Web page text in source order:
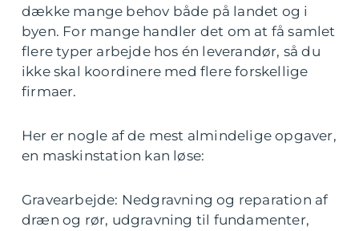
dække mange behov både på landet og i
byen. For mange handler det om at få samlet
flere typer arbejde hos én leverandør, så du
ikke skal koordinere med flere forskellige
firmaer.
Her er nogle af de mest almindelige opgaver,
en maskinstation kan løse:
Gravearbejde: Nedgravning og reparation af
dræn og rør, udgravning til fundamenter,